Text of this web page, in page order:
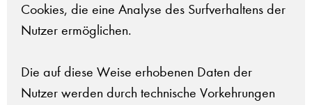
Cookies, die eine Analyse des Surfverhaltens der
Nutzer ermöglichen.
Die auf diese Weise erhobenen Daten der
Nutzer werden durch technische Vorkehrungen